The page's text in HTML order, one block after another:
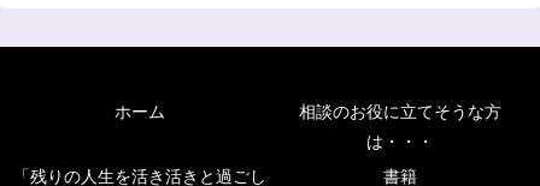
ホーム
相談のお役に立てそうな方
は・・・
「残りの人生を活き活きと過ごし
書籍